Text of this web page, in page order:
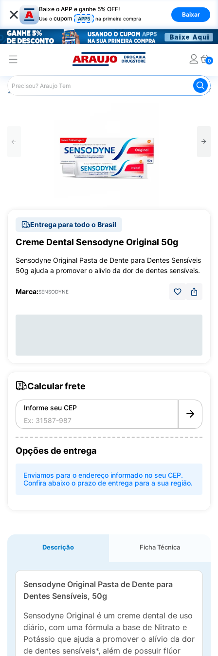
× Baixe o APP e ganhe 5% OFF!
Use o cupom APP5 na primeira compra
Baixar
0
Araujo Higiene Pessoal Pasta de Dente
Entrega para todo o Brasil
Creme Dental Sensodyne Original 50g
Sensodyne Original Pasta de Dente para Dentes Sensíveis
50g ajuda a promover o alívio da dor de dentes sensíveis.
Marca:SENSODYNE
Calcular frete
Informe seu CEP
Opções de entrega
Enviamos para o endereço informado no seu CEP.
Confira abaixo o prazo de entrega para a sua região.
Descrição Ficha Técnica
Sensodyne Original Pasta de Dente para
Dentes Sensíveis, 50g
Sensodyne Original é um creme dental de uso
diário, com uma fórmula a base de Nitrato e
Potássio que ajuda a promover o alívio da dor
de dentes sensíveis*, além de possuir flúor